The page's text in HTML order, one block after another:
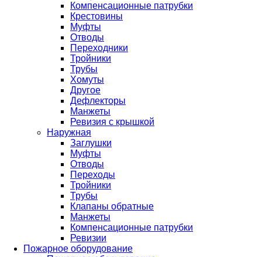
Компенсационные патрубки
Крестовины
Муфты
Отводы
Переходники
Тройники
Трубы
Хомуты
Другое
Дефлекторы
Манжеты
Ревизия с крышкой
Наружная
Заглушки
Муфты
Отводы
Переходы
Тройники
Трубы
Клапаны обратные
Манжеты
Компенсационные патрубки
Ревизии
Пожарное оборудование